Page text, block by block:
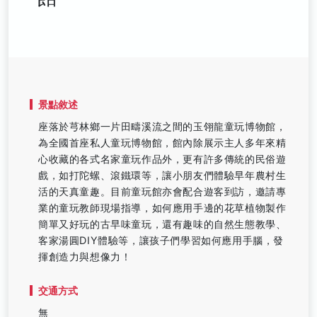
景點敘述
座落於芎林鄉一片田疇溪流之間的玉翎龍童玩博物館，
為全國首座私人童玩博物館，館內除展示主人多年來精
心收藏的各式名家童玩作品外，更有許多傳統的民俗遊
戲，如打陀螺、滾鐵環等，讓小朋友們體驗早年農村生
活的天真童趣。目前童玩館亦會配合遊客到訪，邀請專
業的童玩教師現場指導，如何應用手邊的花草植物製作
簡單又好玩的古早味童玩，還有趣味的自然生態教學、
客家湯圓DIY體驗等，讓孩子們學習如何應用手腦，發
揮創造力與想像力！
交通方式
無